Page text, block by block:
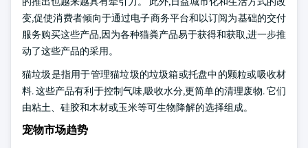
变,促使消费者倾向于通过电子商务平台和以订阅为基础的交付
服务购买这些产品,因为各种猫粪产品易于获得和获取,进一步推
动了这些产品的采用。
猫垃圾是指用于管理猫垃圾的垃圾箱或托盘中的颗粒或吸收材
料. 这些产品有利于控制气味,吸收水分,更简单的清理废物. 它们
由粘土、硅胶和木材或玉米等可生物降解的选择组成。
宠物市场趋势